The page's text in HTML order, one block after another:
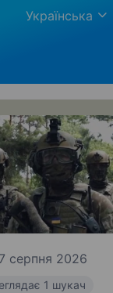
Українська
серпня 2026
1 шукач